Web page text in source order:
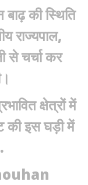
की स्थिति
राज्यपाल,
से चर्चा कर
क्षेत्रों में
की इस घड़ी में